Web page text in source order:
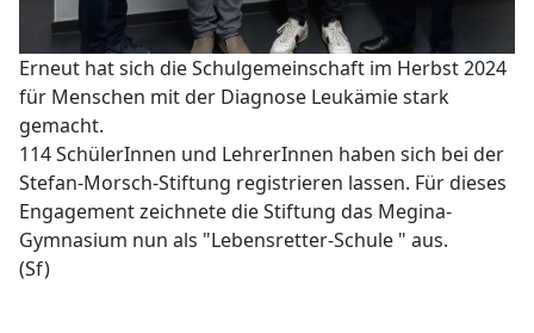
Erneut hat sich die Schulgemeinschaft im Herbst 2024
für Menschen mit der Diagnose Leukämie stark
gemacht.
114 SchülerInnen und LehrerInnen haben sich bei der
Stefan-Morsch-Stiftung registrieren lassen. Für dieses
Engagement zeichnete die Stiftung das Megina-
Gymnasium nun als "Lebensretter-Schule " aus.
(Sf)